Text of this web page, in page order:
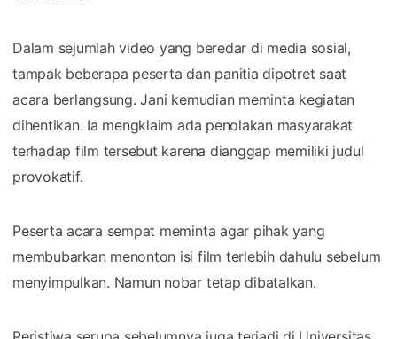
Dalam sejumlah video yang beredar di media sosial,
tampak beberapa peserta dan panitia dipotret saat
acara berlangsung. Jani kemudian meminta kegiatan
dihentikan. Ia mengklaim ada penolakan masyarakat
terhadap film tersebut karena dianggap memiliki judul
provokatif.
Peserta acara sempat meminta agar pihak yang
membubarkan menonton isi film terlebih dahulu sebelum
menyimpulkan. Namun nobar tetap dibatalkan.